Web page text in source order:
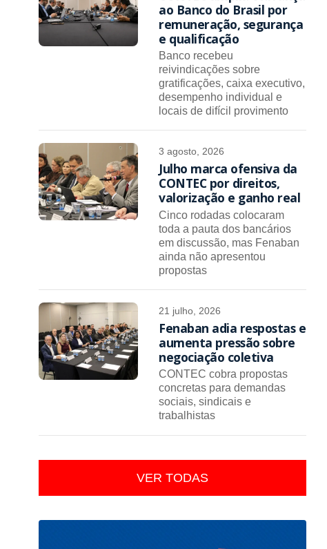
ao Banco do Brasil por
remuneração, segurança
e qualificação
Banco recebeu
reivindicações sobre
gratificações, caixa executivo,
desempenho individual e
locais de difícil provimento
3 agosto, 2026
Julho marca ofensiva da
CONTEC por direitos,
valorização e ganho real
Cinco rodadas colocaram
toda a pauta dos bancários
em discussão, mas Fenaban
ainda não apresentou
propostas
21 julho, 2026
Fenaban adia respostas e
aumenta pressão sobre
negociação coletiva
CONTEC cobra propostas
concretas para demandas
sociais, sindicais e
trabalhistas
VER TODAS